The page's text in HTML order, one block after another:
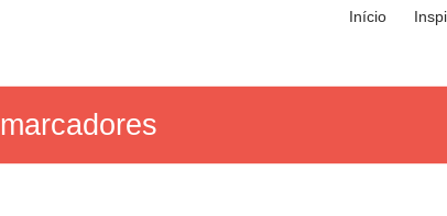
Início
marcadores